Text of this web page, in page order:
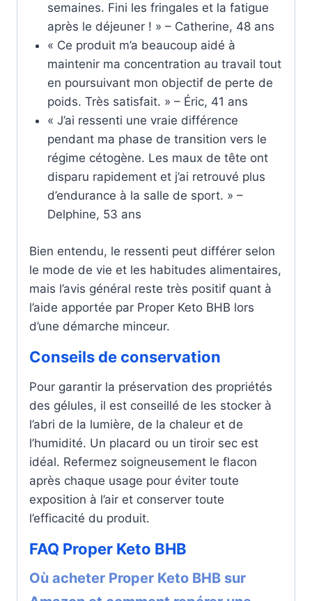
semaines. Fini les fringales et la fatigue
après le déjeuner ! » – Catherine, 48 ans
« Ce produit m’a beaucoup aidé à
maintenir ma concentration au travail tout
en poursuivant mon objectif de perte de
poids. Très satisfait. » – Éric, 41 ans
« J’ai ressenti une vraie différence
pendant ma phase de transition vers le
régime cétogène. Les maux de tête ont
disparu rapidement et j’ai retrouvé plus
d’endurance à la salle de sport. » –
Delphine, 53 ans
Bien entendu, le ressenti peut différer selon
le mode de vie et les habitudes alimentaires,
mais l’avis général reste très positif quant à
l’aide apportée par Proper Keto BHB lors
d’une démarche minceur.
Conseils de conservation
Pour garantir la préservation des propriétés
des gélules, il est conseillé de les stocker à
l’abri de la lumière, de la chaleur et de
l’humidité. Un placard ou un tiroir sec est
idéal. Refermez soigneusement le flacon
après chaque usage pour éviter toute
exposition à l’air et conserver toute
l’efficacité du produit.
FAQ Proper Keto BHB
Où acheter Proper Keto BHB sur